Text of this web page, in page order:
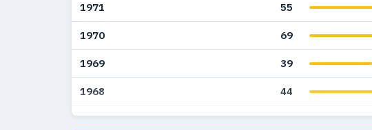
1971 55
1970 69
1969 39
1968 44
1967 3